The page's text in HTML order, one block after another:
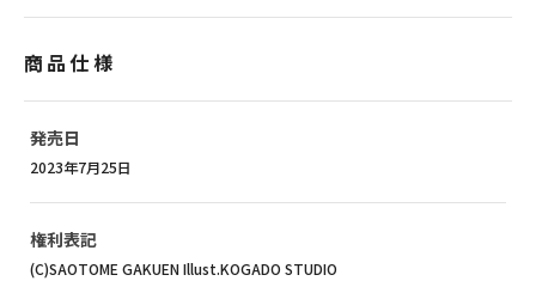
商品仕様
発売日
2023年7月25日
権利表記
(C)SAOTOME GAKUEN Illust.KOGADO STUDIO